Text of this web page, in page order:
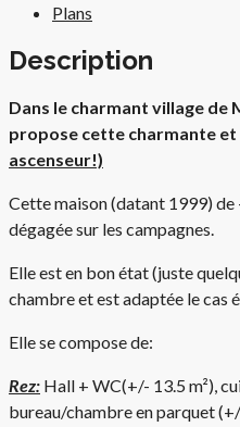
Plans
Description
Dans le charmant village de
propose cette charmante et
ascenseur!)
Cette maison (datant 1999) de
dégagée sur les campagnes.
Elle est en bon état (juste
chambre et est adaptée le cas
Elle se compose de:
Rez: Hall + WC(+/- 13.5 m²),
bureau/chambre en parquet